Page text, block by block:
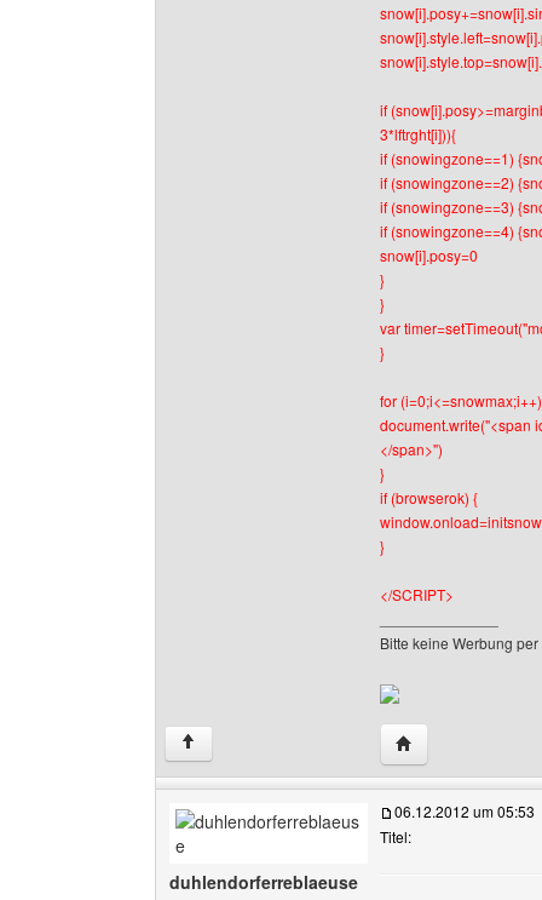
if
3*lftrght[i])){
if (snowingzone==1)
if (snowingzone==2)
if (snowingzone==3)
if (snowingzone==4)
snow[i].posy=0
}
}
var
}
for
document.write("<span
</span>")
}
if (browserok) {
window.onload=initsnow
}
</SCRIPT>
Bitte keine Werbung per
↑ Website dieses
duhlendorferreblaeuse
06.12.2012 um 05:53
Titel: